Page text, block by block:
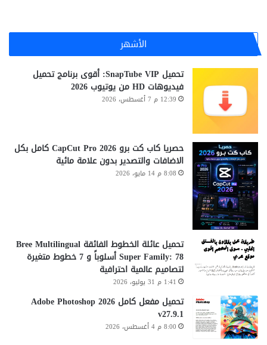
الأشهر
تحميل SnapTube VIP: أقوى برنامج تحميل
فيديوهات HD من يوتيوب 2026
12:39 م 7 أغسطس، 2026
حصريا كاب كت برو CapCut Pro 2026 كامل بكل
الاضافات والتصدير بدون علامة مائية
8:08 م 14 مايو، 2026
تحميل عائلة الخطوط الفائقة Bree Multilingual
Super Family: 78 أسلوباً و 7 خطوط متغيرة
لتصاميم عالمية احترافية
1:41 م 31 يوليو، 2026
تحميل مفعل كامل Adobe Photoshop 2026
v27.9.1
8:00 م 4 أغسطس، 2026